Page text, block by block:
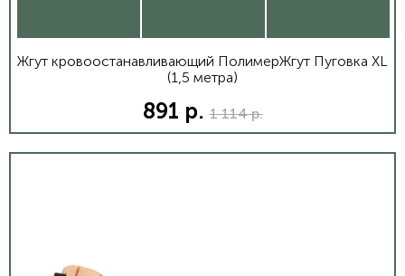
Жгут кровоостанавливающий ПолимерЖгут Пуговка XL
(1,5 метра)
891 р.1 114 р.